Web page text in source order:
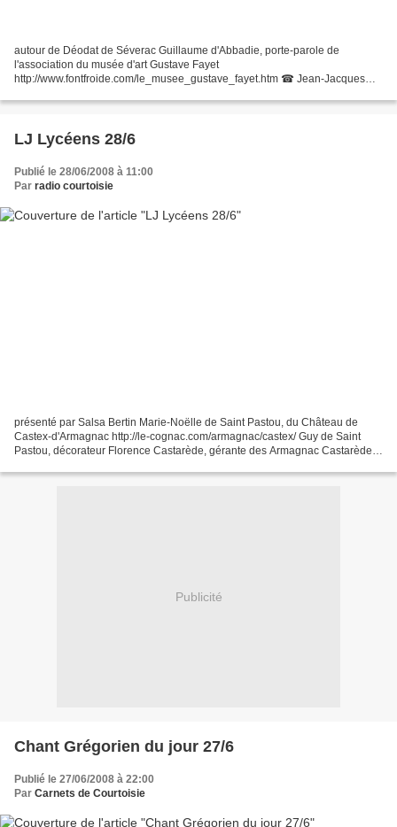
autour de Déodat de Séverac Guillaume d'Abbadie, porte-parole de
l'association du musée d'art Gustave Fayet
http://www.fontfroide.com/le_musee_gustave_fayet.htm ☎ Jean-Jacques
83...
LJ Lycéens 28/6
Publié le 28/06/2008 à 11:00
Par radio courtoisie
présenté par Salsa Bertin Marie-Noëlle de Saint Pastou, du Château de
Castex-d'Armagnac http://le-cognac.com/armagnac/castex/ Guy de Saint
Pastou, décorateur Florence Castarède, gérante des Armagnac Castarède
Publicité
Chant Grégorien du jour 27/6
Publié le 27/06/2008 à 22:00
Par Carnets de Courtoisie